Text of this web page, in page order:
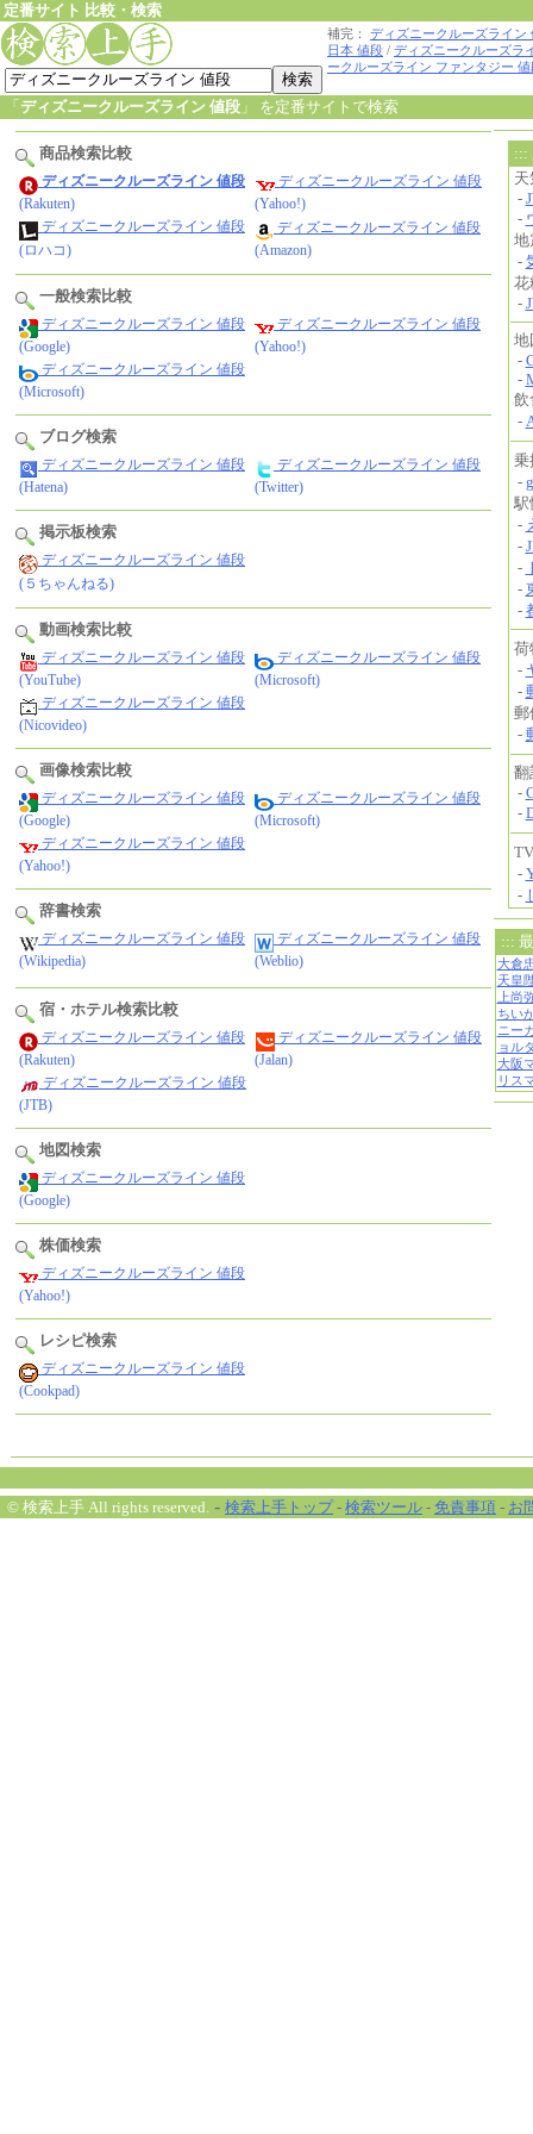
定番サイト 比較・検索
補完： ディズニークルーズライン
日本 値段 / ディズニークルーズラ
ークルーズライン ファンタジー 値
「 ディズニークルーズライン 値段 」 を定番サイトで検索
商品検索比較
ディズニークルーズライン 値段
(Rakuten)
ディズニークルーズライン 値段
(Yahoo!)
ディズニークルーズライン 値段
(ロハコ)
ディズニークルーズライン 値段
(Amazon)
一般検索比較
ディズニークルーズライン 値段
(Google)
ディズニークルーズライン 値段
(Yahoo!)
ディズニークルーズライン 値段
(Microsoft)
ブログ検索
ディズニークルーズライン 値段
(Hatena)
ディズニークルーズライン 値段
(Twitter)
掲示板検索
ディズニークルーズライン 値段
(５ちゃんねる)
動画検索比較
ディズニークルーズライン 値段
(YouTube)
ディズニークルーズライン 値段
(Microsoft)
ディズニークルーズライン 値段
(Nicovideo)
画像検索比較
ディズニークルーズライン 値段
(Google)
ディズニークルーズライン 値段
(Microsoft)
ディズニークルーズライン 値段
(Yahoo!)
辞書検索
ディズニークルーズライン 値段
(Wikipedia)
ディズニークルーズライン 値段
(Weblio)
宿・ホテル検索比較
ディズニークルーズライン 値段
(Rakuten)
ディズニークルーズライン 値段
(Jalan)
ディズニークルーズライン 値段
(JTB)
地図検索
ディズニークルーズライン 値段
(Google)
株価検索
ディズニークルーズライン 値段
(Yahoo!)
レシピ検索
ディズニークルーズライン 値段
(Cookpad)
© 検索上手 All rights reserved. - 検索上手トップ- 検索ツール - 免責事項 - お